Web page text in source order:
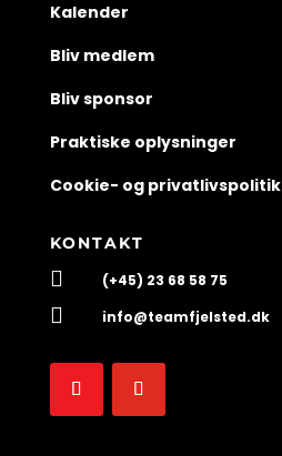
Kalender
Bliv medlem
Bliv sponsor
Praktiske oplysninger
Cookie- og privatlivspolitik
KONTAKT
 (+45) 23 68 58 75
 info@teamfjelsted.dk